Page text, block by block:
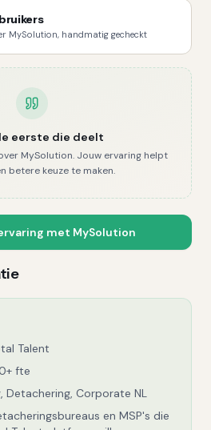
MySolution, handmatig gecheckt
eerste die deelt
MySolution. Jouw ervaring helpt
betere keuze te maken.
met MySolution
Talent
fte
Detachering, Corporate NL
en MSP's die